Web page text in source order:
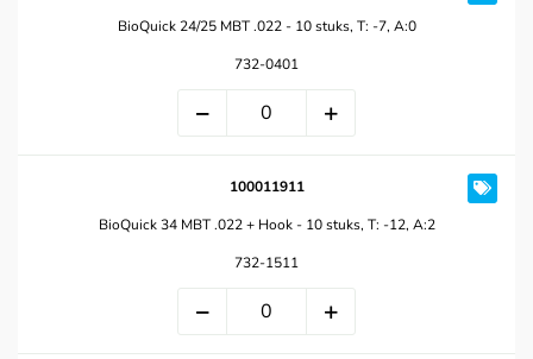
BioQuick 24/25 MBT .022 - 10 stuks, T: -7, A:0
732-0401
100011911
BioQuick 34 MBT .022 + Hook - 10 stuks, T: -12, A:2
732-1511